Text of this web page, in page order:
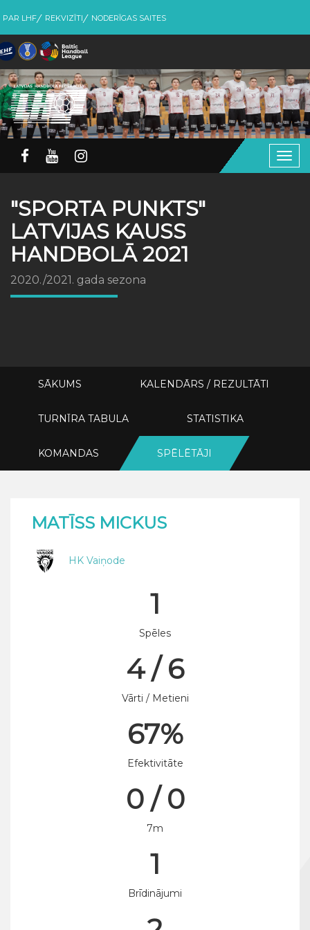
PAR LHF REKVIZĪTI NODERĪGAS SAITES
"SPORTA PUNKTS"
LATVIJAS KAUSS
HANDBOLĀ 2021
2020./2021. gada sezona
SĀKUMS KALENDĀRS / REZULTĀTI
TURNĪRA TABULA STATISTIKA
KOMANDAS SPĒLĒTĀJI
MATĪSS MICKUS
HK Vaiņode
1
Spēles
4 / 6
Vārti / Metieni
67%
Efektivitāte
0 / 0
7m
1
Brīdinājumi